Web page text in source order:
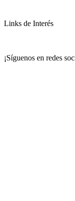
Links de Interés
¡Síguenos en redes